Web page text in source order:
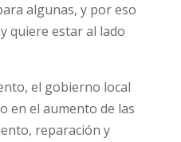
algunas, y por eso
quiere estar al lado
el gobierno local
en el aumento de las
reparación y